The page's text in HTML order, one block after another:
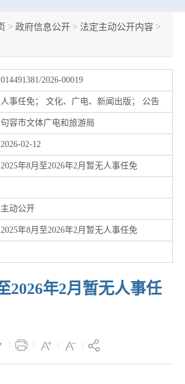
> 政府信息公开 > 法定主动公开内容 >
014491381/2026-00019
人事任免 ； 文化、广电、新闻出版 ； 公告
句容市文体广电和旅游局
2026-02-12
2025年8月至2026年2月暂无人事任免
主动公开
2025年8月至2026年2月暂无人事任免
2026年2月暂无人事任